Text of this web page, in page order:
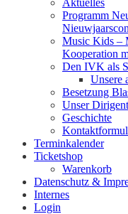
Aktuelles
Programm
Music Kids –
Kooperation
Den IVK als
Unsere
Besetzung
Unser
Geschichte
Terminkalender
Ticketshop
Warenkorb
Datenschutz &
Internes
Login